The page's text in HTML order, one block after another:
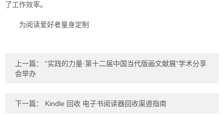
了工作效率。
为阅读爱好者量身定制
上一篇： “实践的力量·第十二届中国当代版画文献展”学术分享
会举办
下一篇： Kindle 回收 电子书阅读器回收渠道指南